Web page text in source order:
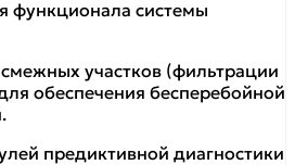
функционала системы
участков (фильтрации
обеспечения бесперебойной
предиктивной диагностики